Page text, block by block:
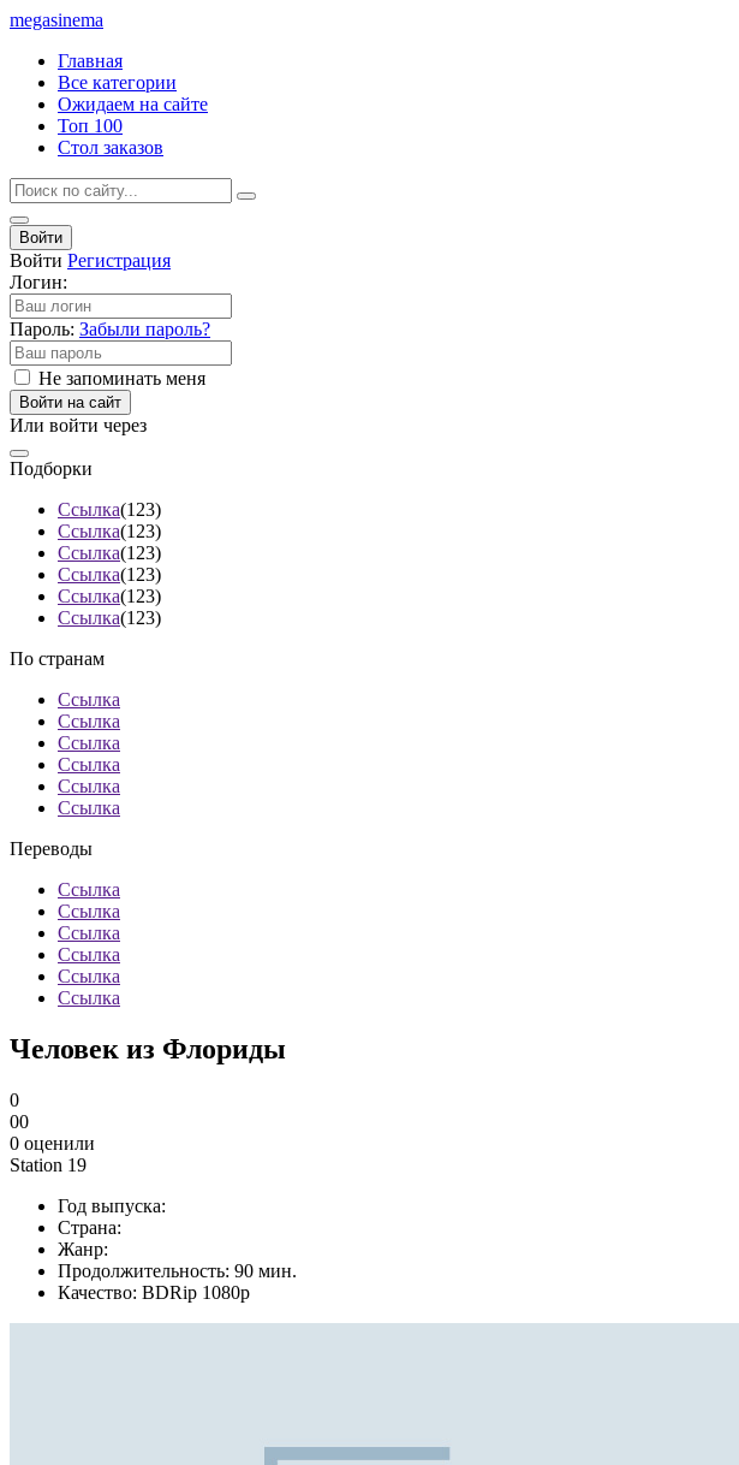
megasinema
Главная
Все категории
Ожидаем на сайте
Топ 100
Стол заказов
Войти
Войти Регистрация
Логин:
Пароль: Забыли пароль?
Не запоминать меня
Войти на сайт
Или войти через
Подборки
Ссылка(123)
Ссылка(123)
Ссылка(123)
Ссылка(123)
Ссылка(123)
Ссылка(123)
По странам
Ссылка
Ссылка
Ссылка
Ссылка
Ссылка
Ссылка
Переводы
Ссылка
Ссылка
Ссылка
Ссылка
Ссылка
Ссылка
Человек из Флориды
0
00
0 оценили
Station 19
Год выпуска:
Страна:
Жанр:
Продолжительность: 90 мин.
Качество: BDRip 1080p